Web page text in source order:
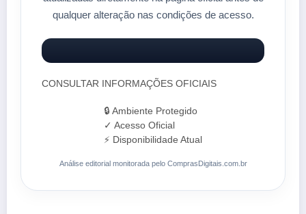
qualquer alteração nas condições de acesso.
CONSULTAR INFORMAÇÕES OFICIAIS
🔒 Ambiente Protegido
✓ Acesso Oficial
⚡ Disponibilidade Atual
Análise editorial monitorada pelo ComprasDigitais.com.br